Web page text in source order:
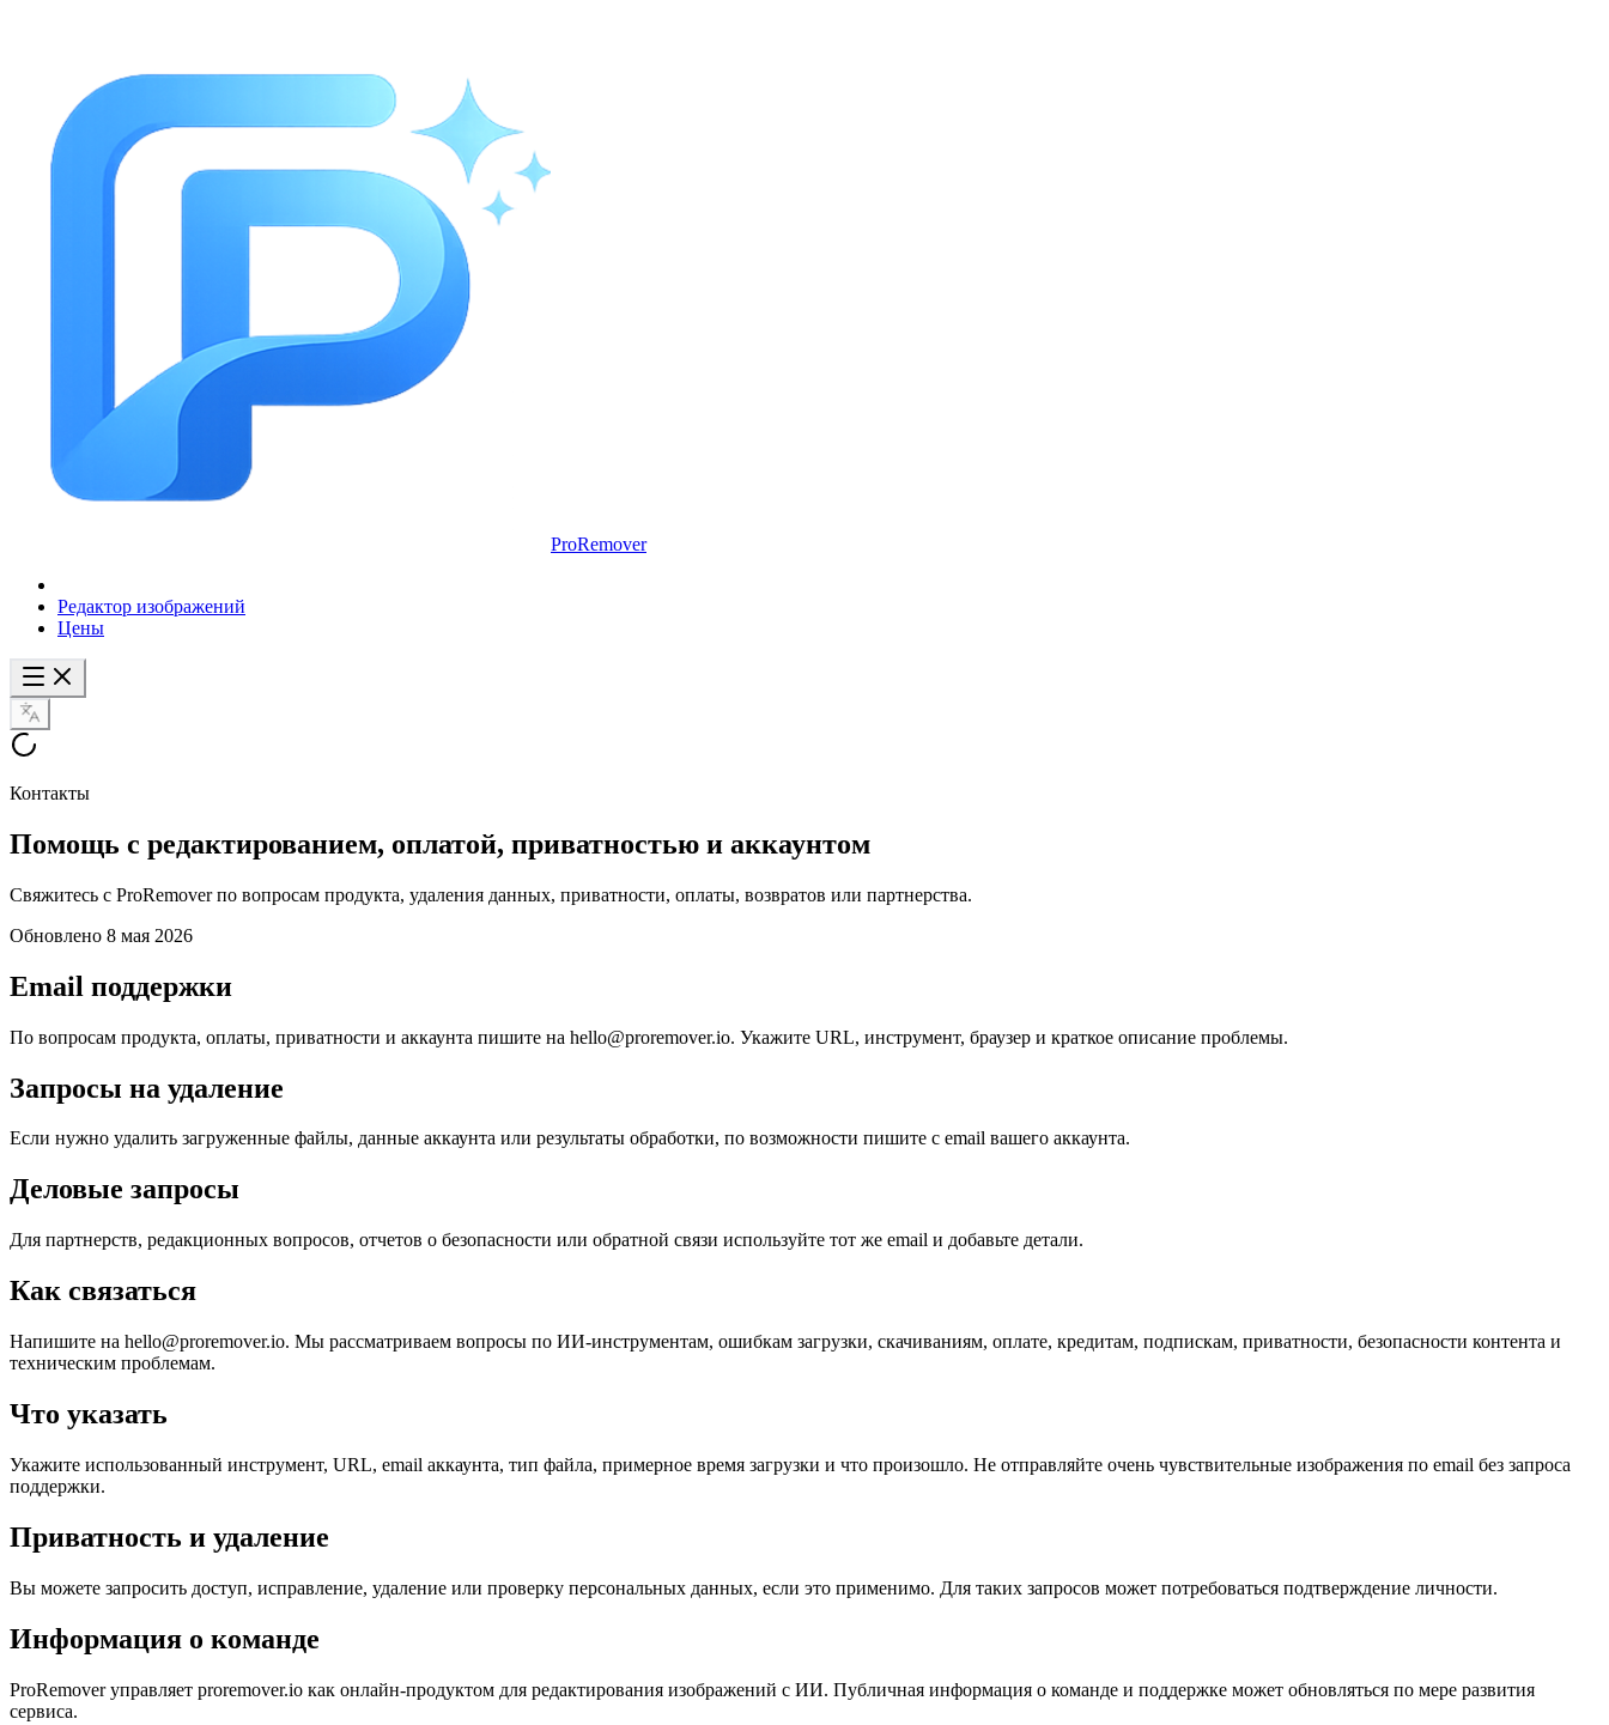
ProRemover
Редактор изображений
Цены
Контакты
Помощь с редактированием, оплатой, приватностью и аккаунтом
Свяжитесь с ProRemover по вопросам продукта, удаления данных, приватности, оплаты, возвратов или партнерства.
Обновлено 8 мая 2026
Email поддержки
По вопросам продукта, оплаты, приватности и аккаунта пишите на hello@proremover.io. Укажите URL, инструмент, браузер и краткое описание проблемы.
Запросы на удаление
Если нужно удалить загруженные файлы, данные аккаунта или результаты обработки, по возможности пишите с email вашего аккаунта.
Деловые запросы
Для партнерств, редакционных вопросов, отчетов о безопасности или обратной связи используйте тот же email и добавьте детали.
Как связаться
Напишите на hello@proremover.io. Мы рассматриваем вопросы по ИИ-инструментам, ошибкам загрузки, скачиваниям, оплате, кредитам, подпискам, приватности, безопасности контента и
техническим проблемам.
Что указать
Укажите использованный инструмент, URL, email аккаунта, тип файла, примерное время загрузки и что произошло. Не отправляйте очень чувствительные изображения по email без запроса
поддержки.
Приватность и удаление
Вы можете запросить доступ, исправление, удаление или проверку персональных данных, если это применимо. Для таких запросов может потребоваться подтверждение личности.
Информация о команде
ProRemover управляет proremover.io как онлайн-продуктом для редактирования изображений с ИИ. Публичная информация о команде и поддержке может обновляться по мере развития
сервиса.